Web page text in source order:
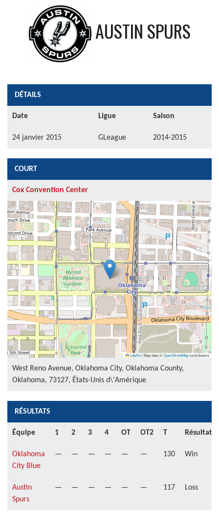
AUSTIN SPURS
DÉTAILS
Date Ligue Saison
24 janvier 2015 GLeague 2014-2015
COURT
Cox Convention Center
Leaflet|Map data ©OpenStreetMapcontributors
West Reno Avenue, Oklahoma City, Oklahoma County,
Oklahoma, 73127, États-Unis d\'Amérique
RÉSULTATS
Équipe 1 2 3 4 OT OT2 T Résultat
Oklahoma
City Blue
— — — — — — 130 Win
Austin
Spurs
— — — — — — 117 Loss